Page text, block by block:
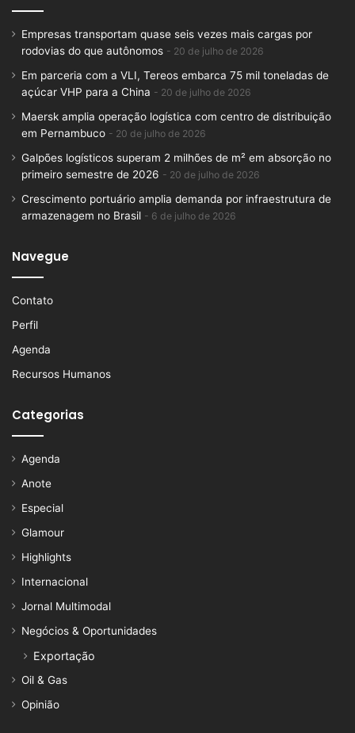
Empresas transportam quase seis vezes mais cargas por
rodovias do que autônomos
20 de julho de 2026
Em parceria com a VLI, Tereos embarca 75 mil toneladas de
açúcar VHP para a China
20 de julho de 2026
Maersk amplia operação logística com centro de distribuição
em Pernambuco
20 de julho de 2026
Galpões logísticos superam 2 milhões de m² em absorção no
primeiro semestre de 2026
20 de julho de 2026
Crescimento portuário amplia demanda por infraestrutura de
armazenagem no Brasil
6 de julho de 2026
Navegue
Contato
Perfil
Agenda
Recursos Humanos
Categorias
Agenda
Anote
Especial
Glamour
Highlights
Internacional
Jornal Multimodal
Negócios & Oportunidades
Exportação
Oil & Gas
Opinião